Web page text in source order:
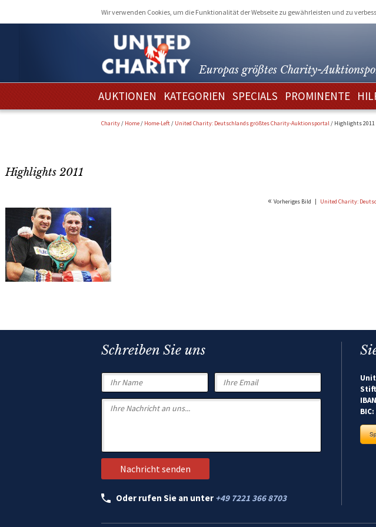
Wir verwenden Cookies, um die Funktionalität der Webseite zu gewährleisten und zu
Europas größtes Charity-
AUKTIONEN KATEGORIEN SPECIALS PROMINENTE
Charity/ Home/ Home-Left/ United Charity: Deutschlands größtes Charity-Auktionsportal/ Highlights 2011
Highlights 2011
« Vorheriges Bild | United Charity:
Schreiben Sie uns
Oder rufen Sie an unter +49 7221 366 8703
BIC: